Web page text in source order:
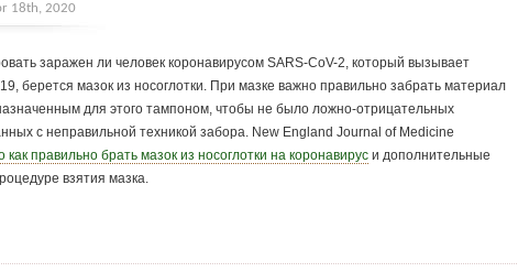
18th, 2020
заражен ли человек коронавирусом SARS-CoV-2, который вызывает
берется мазок из носоглотки. При мазке важно правильно забрать материал
для этого тампоном, чтобы не было ложно-отрицательных
с неправильной техникой забора. New England Journal of Medicine
как правильно брать мазок из носоглотки на коронавируси дополнительные
взятия мазка.